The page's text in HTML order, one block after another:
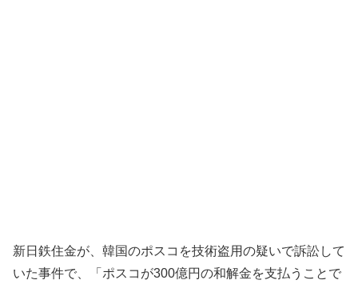
新日鉄住金が、韓国のポスコを技術盗用の疑いで訴訟して
いた事件で、「ポスコが300億円の和解金を支払うことで